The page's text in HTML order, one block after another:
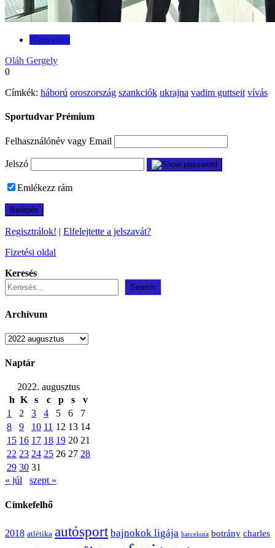
Nagyvilág
Oláh Gergely
0
Címkék: háború oroszország szankciók ukrajna vadim guttseit vívás
Sportudvar Prémium
Felhasználónév vagy Email
Jelszó
Emlékezz rám
Regisztrálok! | Elfelejtette a jelszavát?
Fizetési oldal
Keresés
Search
Archívum
Archívum
Naptár
2022. augusztus
h K s c p s
v
1
2 3 4 5 6
7
8
9 10 11 12 13 14
15 16 17 18 19 20 21
22 23 24 25 26 27 28
29 30 31
« júl
szept »
Címkefelhő
2018 atlétika autósport bajnokok ligája barcelona botrány charles